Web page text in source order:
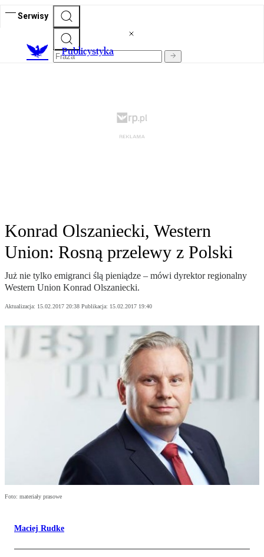
Serwisy
Publicystyka
Konrad Olszaniecki, Western
Union: Rosną przelewy z Polski
Już nie tylko emigranci ślą pieniądze – mówi dyrektor regionalny
Western Union Konrad Olszaniecki.
Aktualizacja: 15.02.2017 20:38 Publikacja: 15.02.2017 19:40
Foto: materiały prasowe
Maciej Rudke